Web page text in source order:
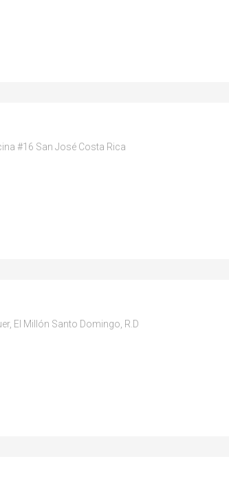
#16 San José Costa Rica
El Millón Santo Domingo, R.D